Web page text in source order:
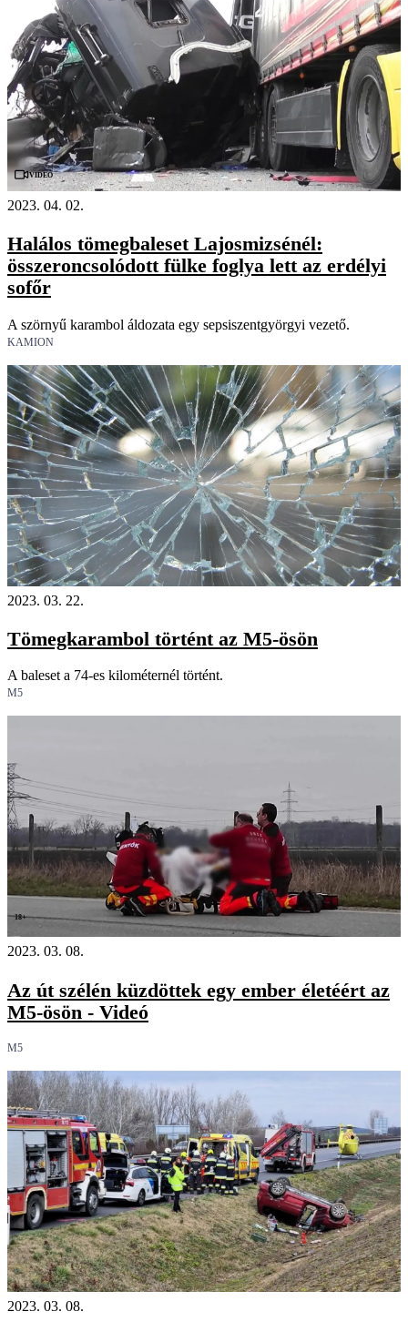
Videó
2023. 04. 02.
Halálos tömegbaleset Lajosmizsénél:
összeroncsolódott fülke foglya lett az erdélyi
sofőr
A szörnyű karambol áldozata egy sepsiszentgyörgyi vezető.
KAMION
2023. 03. 22.
Tömegkarambol történt az M5-ösön
A baleset a 74-es kilométernél történt.
M5
18+
2023. 03. 08.
Az út szélén küzdöttek egy ember életéért az
M5-ösön - Videó
M5
2023. 03. 08.